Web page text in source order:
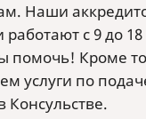
Наши
работают с 9 до
помочь! Кроме
услуги по
Консульстве.